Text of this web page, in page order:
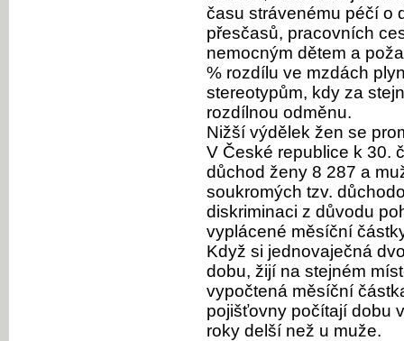
času strávenému péčí o
přesčasů, pracovních
nemocným dětem a
% rozdílu ve mzdách
stereotypům, kdy za
rozdílnou odměnu.
Nižší výdělek žen se
V České republice k 30.
důchod ženy 8 287 a
soukromých tzv.
diskriminaci z důvodu
vyplácené měsíční
Když si jednovaječná
dobu, žijí na stejném
vypočtená měsíční
pojišťovny počítají dobu
roky delší než u muže.